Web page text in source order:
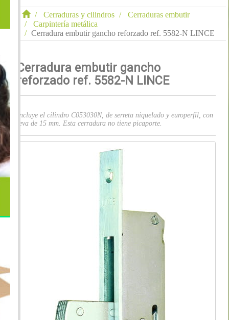
Cerraduras y cilindros
Cerraduras embutir
Carpintería metálica
Cerradura embutir gancho reforzado ref. 5582-N LINCE
Cerradura embutir gancho
reforzado ref. 5582-N LINCE
Incluye el cilindro C053030N, de serreta niquelado y europerfil, con
leva de 15 mm. Esta cerradura no tiene picaporte.